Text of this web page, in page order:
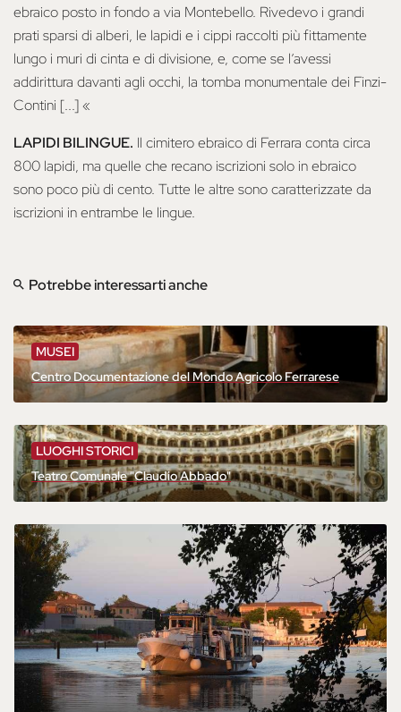
ebraico posto in fondo a via Montebello. Rivedevo i grandi
prati sparsi di alberi, le lapidi e i cippi raccolti più fittamente
lungo i muri di cinta e di divisione, e, come se l’avessi
addirittura davanti agli occhi, la tomba monumentale dei Finzi-
Contini [...] «
LAPIDI BILINGUE. Il cimitero ebraico di Ferrara conta circa
800 lapidi, ma quelle che recano iscrizioni solo in ebraico
sono poco più di cento. Tutte le altre sono caratterizzate da
iscrizioni in entrambe le lingue.
Potrebbe interessarti anche
MUSEI
Centro Documentazione del Mondo Agricolo Ferrarese
LUOGHI STORICI
Teatro Comunale "Claudio Abbado"